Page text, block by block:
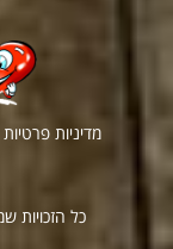
מדיניות פרטיות
כל הזכויות